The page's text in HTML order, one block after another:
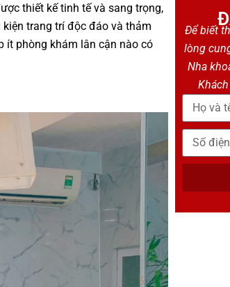
thiết kế tinh tế và sang trọng,
trang trí độc đáo và thảm
ít phòng khám lân cận nào có
Để biết
lòng
Nha